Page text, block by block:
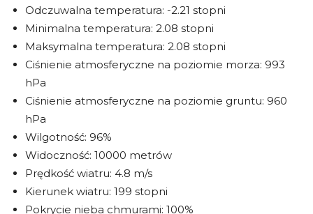
Odczuwalna temperatura: -2.21 stopni
Minimalna temperatura: 2.08 stopni
Maksymalna temperatura: 2.08 stopni
Ciśnienie atmosferyczne na poziomie morza: 993
hPa
Ciśnienie atmosferyczne na poziomie gruntu: 960
hPa
Wilgotność: 96%
Widoczność: 10000 metrów
Prędkość wiatru: 4.8 m/s
Kierunek wiatru: 199 stopni
Pokrycie nieba chmurami: 100%